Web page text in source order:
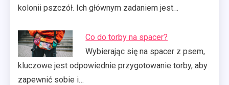
kolonii pszczół. Ich głównym zadaniem jest…
Co do torby na spacer?
Wybierając się na spacer z psem,
kluczowe jest odpowiednie przygotowanie torby, aby
zapewnić sobie i…